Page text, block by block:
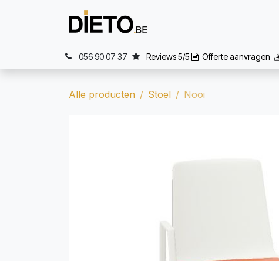
056 90 07 37 Reviews 5/5 Offerte aanvragen
Alle producten Stoel Nooi